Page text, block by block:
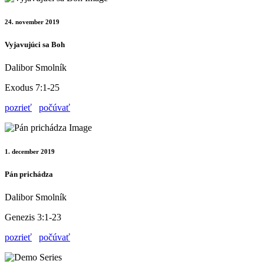
24. november 2019
Vyjavujúci sa Boh
Dalibor Smolník
Exodus 7:1-25
pozrieť
počúvať
1. december 2019
Pán prichádza
Dalibor Smolník
Genezis 3:1-23
pozrieť
počúvať